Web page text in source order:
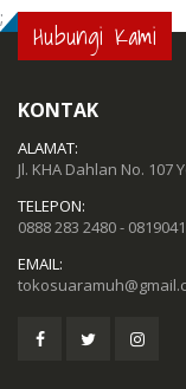
; Hubungi Kami
KONTAK
ALAMAT:
Jl. KHA Dahlan No. 107
TELEPON:
0888 283 2480 -
EMAIL: